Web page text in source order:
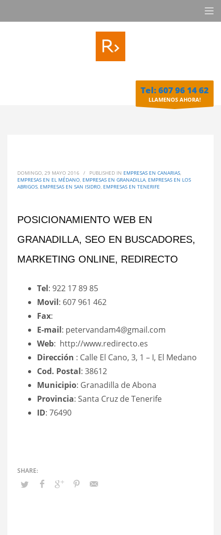
Tel: 607 96 14 62
LLAMENOS AHORA!
DOMINGO, 29 MAYO 2016 / PUBLISHED IN EMPRESAS EN CANARIAS,
EMPRESAS EN EL MÉDANO, EMPRESAS EN GRANADILLA, EMPRESAS EN LOS
ABRIGOS, EMPRESAS EN SAN ISIDRO, EMPRESAS EN TENERIFE
POSICIONAMIENTO WEB EN
GRANADILLA, SEO EN BUSCADORES,
MARKETING ONLINE, REDIRECTO
Tel: 922 17 89 85
Movil: 607 961 462
Fax:
E-mail: petervandam4@gmail.com
Web: http://www.redirecto.es
Dirección : Calle El Cano, 3, 1 – I, El Medano
Cod. Postal: 38612
Municipio: Granadilla de Abona
Provincia: Santa Cruz de Tenerife
ID: 76490